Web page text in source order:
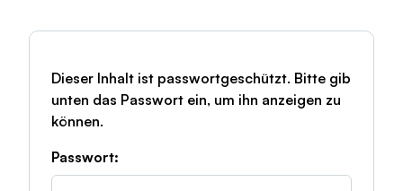
Dieser Inhalt ist passwortgeschützt. Bitte gib
unten das Passwort ein, um ihn anzeigen zu
können.
Passwort: